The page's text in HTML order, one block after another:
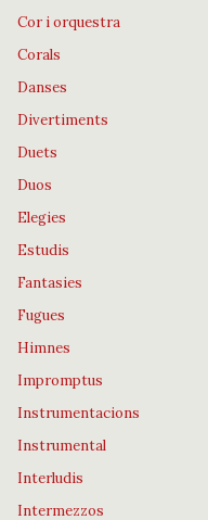
Cor i orquestra
Corals
Danses
Divertiments
Duets
Duos
Elegies
Estudis
Fantasies
Fugues
Himnes
Impromptus
Instrumentacions
Instrumental
Interludis
Intermezzos